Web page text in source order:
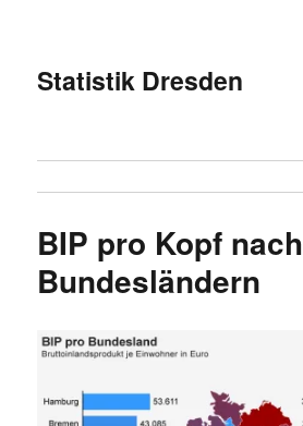
Statistik Dresden
BIP pro Kopf nach
Bundesländern